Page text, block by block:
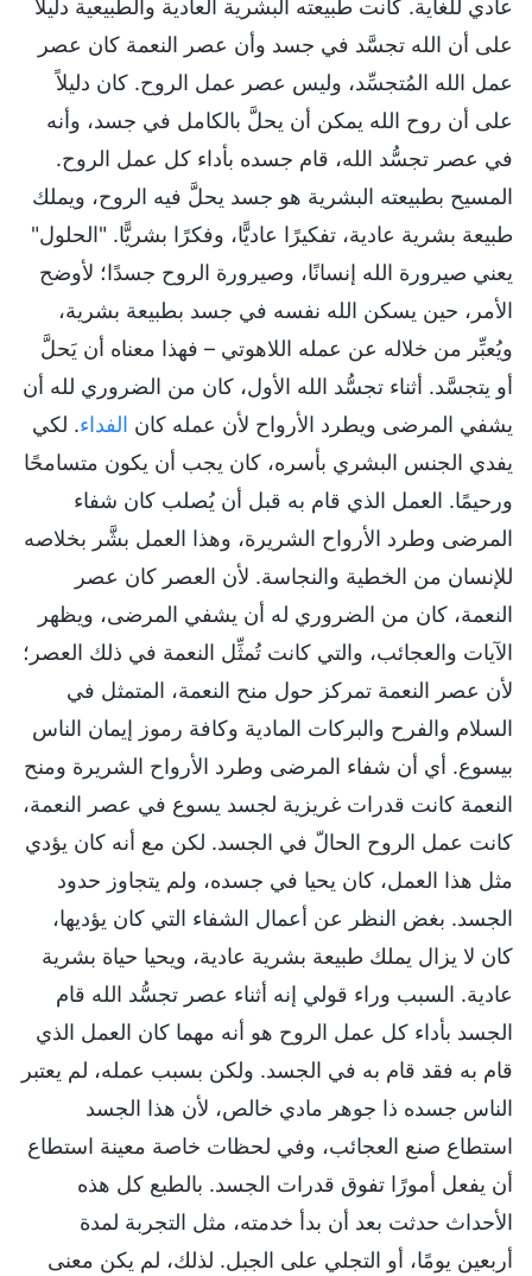
عادي للغاية. كانت طبيعته البشرية العادية والطبيعية دليلاً
على أن الله تجسَّد في جسد وأن عصر النعمة كان عصر
عمل الله المُتجسِّد، وليس عصر عمل الروح. كان دليلاً
على أن روح الله يمكن أن يحلَّ بالكامل في جسد، وأنه
في عصر تجسُّد الله، قام جسده بأداء كل عمل الروح.
المسيح بطبيعته البشرية هو جسد يحلَّ فيه الروح، ويملك
طبيعة بشرية عادية، تفكيرًا عاديًّا، وفكرًا بشريًّا. "الحلول"
يعني صيرورة الله إنسانًا، وصيرورة الروح جسدًا؛ لأوضح
الأمر، حين يسكن الله نفسه في جسد بطبيعة بشرية،
ويُعبِّر من خلاله عن عمله اللاهوتي – فهذا معناه أن يَحلَّ
أو يتجسَّد. أثناء تجسُّد الله الأول، كان من الضروري لله أن
يشفي المرضى ويطرد الأرواح لأن عمله كان الفداء. لكي
يفدي الجنس البشري بأسره، كان يجب أن يكون متسامحًا
ورحيمًا. العمل الذي قام به قبل أن يُصلب كان شفاء
المرضى وطرد الأرواح الشريرة، وهذا العمل بشَّر بخلاصه
للإنسان من الخطية والنجاسة. لأن العصر كان عصر
النعمة، كان من الضروري له أن يشفي المرضى، ويظهر
الآيات والعجائب، والتي كانت تُمثِّل النعمة في ذلك العصر؛
لأن عصر النعمة تمركز حول منح النعمة، المتمثل في
السلام والفرح والبركات المادية وكافة رموز إيمان الناس
بيسوع. أي أن شفاء المرضى وطرد الأرواح الشريرة ومنح
النعمة كانت قدرات غريزية لجسد يسوع في عصر النعمة،
كانت عمل الروح الحالّ في الجسد. لكن مع أنه كان يؤدي
مثل هذا العمل، كان يحيا في جسده، ولم يتجاوز حدود
الجسد. بغض النظر عن أعمال الشفاء التي كان يؤديها،
كان لا يزال يملك طبيعة بشرية عادية، ويحيا حياة بشرية
عادية. السبب وراء قولي إنه أثناء عصر تجسُّد الله قام
الجسد بأداء كل عمل الروح هو أنه مهما كان العمل الذي
قام به فقد قام به في الجسد. ولكن بسبب عمله، لم يعتبر
الناس جسده ذا جوهر مادي خالص، لأن هذا الجسد
استطاع صنع العجائب، وفي لحظات خاصة معينة استطاع
أن يفعل أمورًا تفوق قدرات الجسد. بالطبع كل هذه
الأحداث حدثت بعد أن بدأ خدمته، مثل التجربة لمدة
أربعين يومًا، أو التجلي على الجبل. لذلك، لم يكن معنى